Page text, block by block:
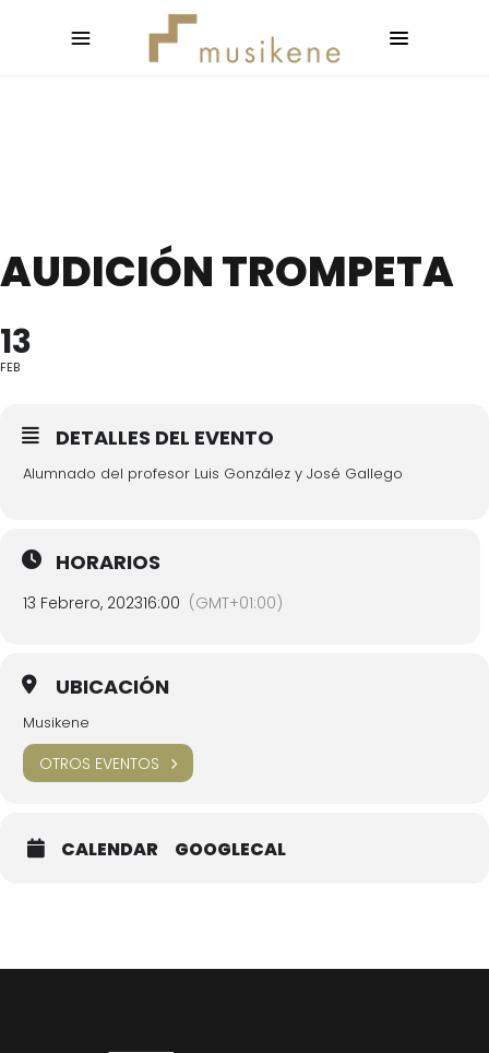
AUDICIÓN TROMPETA
13
FEB
DETALLES DEL EVENTO
Alumnado del profesor Luis González y José Gallego
HORARIOS
13 Febrero, 202316:00 (GMT+01:00)
UBICACIÓN
Musikene
OTROS EVENTOS
CALENDAR GOOGLECAL